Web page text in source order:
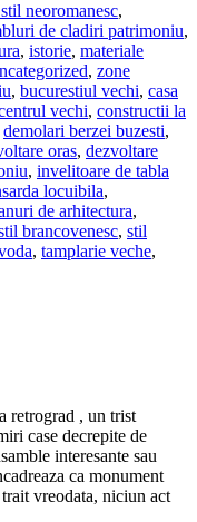
neoromanesc,
de cladiri patrimoniu,
, istorie, materiale
, zone
, bucurestiul vechi, casa
vechi, constructii la
demolari berzei buzesti,
oras, dezvoltare
, invelitoare de tabla
locuibila,
de arhitectura,
brancovenesc, stil
, tamplarie veche,
retrograd , un trist
case decrepite de
interesante sau
ca monument
vreodata, niciun act